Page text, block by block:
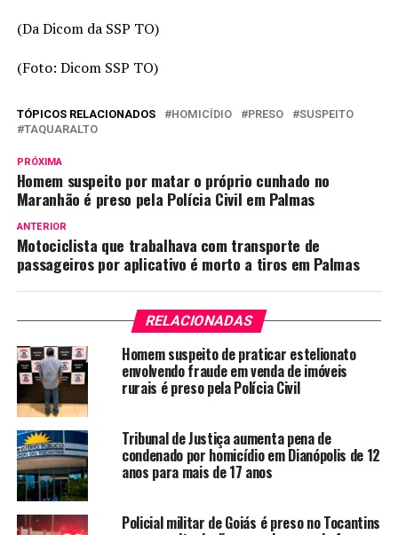
(Da Dicom da SSP TO)
(Foto: Dicom SSP TO)
TÓPICOS RELACIONADOS HOMICÍDIO PRESO
SUSPEITO
TAQUARALTO
PRÓXIMA
Homem suspeito por matar o próprio cunhado no
Maranhão é preso pela Polícia Civil em Palmas
ANTERIOR
Motociclista que trabalhava com transporte de
passageiros por aplicativo é morto a tiros em Palmas
RELACIONADAS
Homem suspeito de praticar estelionato
envolvendo fraude em venda de imóveis
rurais é preso pela Polícia Civil
Tribunal de Justiça aumenta pena de
condenado por homicídio em Dianópolis de 12
anos para mais de 17 anos
Policial militar de Goiás é preso no Tocantins